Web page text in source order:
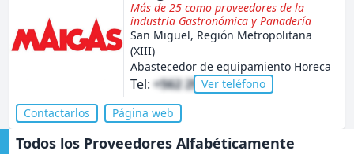
Más de 25 como proveedores de la
industria Gastronómica y Panadería
San Miguel, Región Metropolitana
(XIII)
Abastecedor de equipamiento Horeca
Tel: +562 2963 0800
Ver teléfono
Contactarlos
Página web
Todos los Proveedores Alfabéticamente